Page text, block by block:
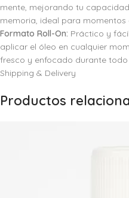
mente, mejorando tu
memoria, ideal para
Formato Roll-On: Práctico y
aplicar el óleo en cualquier
fresco y enfocado durante todo
Shipping & Delivery
Productos